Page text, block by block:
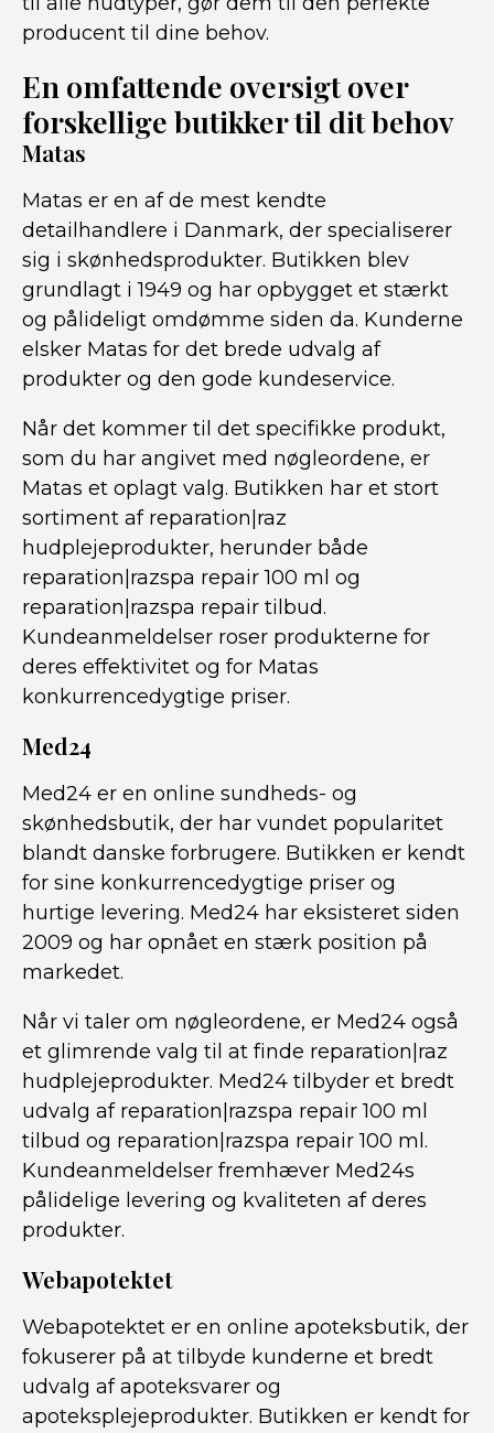
producent til dine behov.
En omfattende oversigt over
forskellige butikker til dit behov
Matas
Matas er en af de mest kendte
detailhandlere i Danmark, der specialiserer
sig i skønhedsprodukter. Butikken blev
grundlagt i 1949 og har opbygget et stærkt
og pålideligt omdømme siden da. Kunderne
elsker Matas for det brede udvalg af
produkter og den gode kundeservice.
Når det kommer til det specifikke produkt,
som du har angivet med nøgleordene, er
Matas et oplagt valg. Butikken har et stort
sortiment af reparation|raz
hudplejeprodukter, herunder både
reparation|razspa repair 100 ml og
reparation|razspa repair tilbud.
Kundeanmeldelser roser produkterne for
deres effektivitet og for Matas
konkurrencedygtige priser.
Med24
Med24 er en online sundheds- og
skønhedsbutik, der har vundet popularitet
blandt danske forbrugere. Butikken er kendt
for sine konkurrencedygtige priser og
hurtige levering. Med24 har eksisteret siden
2009 og har opnået en stærk position på
markedet.
Når vi taler om nøgleordene, er Med24 også
et glimrende valg til at finde reparation|raz
hudplejeprodukter. Med24 tilbyder et bredt
udvalg af reparation|razspa repair 100 ml
tilbud og reparation|razspa repair 100 ml.
Kundeanmeldelser fremhæver Med24s
pålidelige levering og kvaliteten af deres
produkter.
Webapotektet
Webapotektet er en online apoteksbutik, der
fokuserer på at tilbyde kunderne et bredt
udvalg af apoteksvarer og
apoteksplejeprodukter. Butikken er kendt for